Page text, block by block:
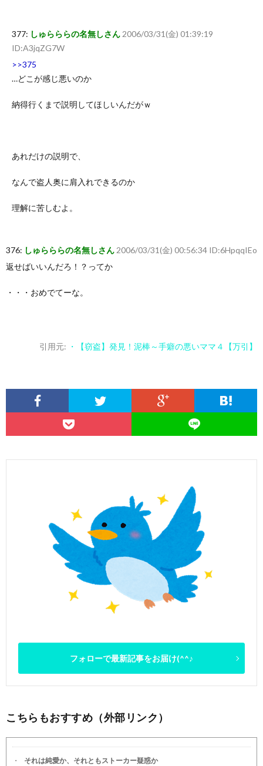
377: しゅらららの名無しさん 2006/03/31(金) 01:39:19
ID:A3jqZG7W
>>375
…どこが感じ悪いのか
納得行くまで説明してほしいんだがｗ
あれだけの説明で、
なんで盗人奥に肩入れできるのか
理解に苦しむよ。
376: しゅらららの名無しさん 2006/03/31(金) 00:56:34 ID:6HpqqIEo
返せばいいんだろ！？ってか
・・・おめでてーな。
引用元: ・【窃盗】発見！泥棒～手癖の悪いママ４【万引】
フォローで最新記事をお届け(^^♪
こちらもおすすめ（外部リンク）
それは純愛か、それともストーカー疑惑か